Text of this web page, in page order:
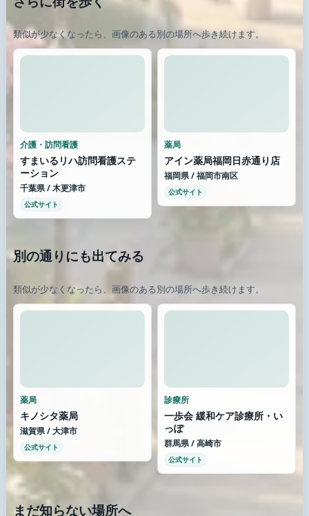
類似が少なくなったら、画像のある別の場所へ歩き続けます。
介護・訪問看護
すまいるリハ訪問看護ステ
ーション
千葉県 / 木更津市
公式サイト
薬局
アイン薬局福岡日赤通り店
福岡県 / 福岡市南区
公式サイト
別の通りにも出てみる
類似が少なくなったら、画像のある別の場所へ歩き続けます。
薬局
キノシタ薬局
滋賀県 / 大津市
公式サイト
診療所
一歩会 緩和ケア診療所・い
っぽ
群馬県 / 高崎市
公式サイト
まだ知らない場所へ